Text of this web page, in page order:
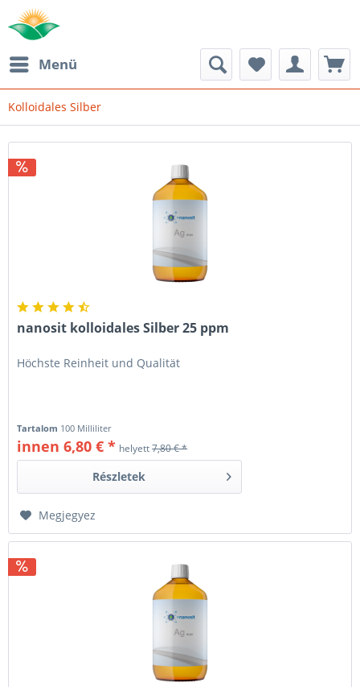
Menü
Kolloidales Silber
nanosit kolloidales Silber 25 ppm
Höchste Reinheit und Qualität
Tartalom 100 Milliliter
innen 6,80 € * helyett7,80 € *
Részletek
Megjegyez